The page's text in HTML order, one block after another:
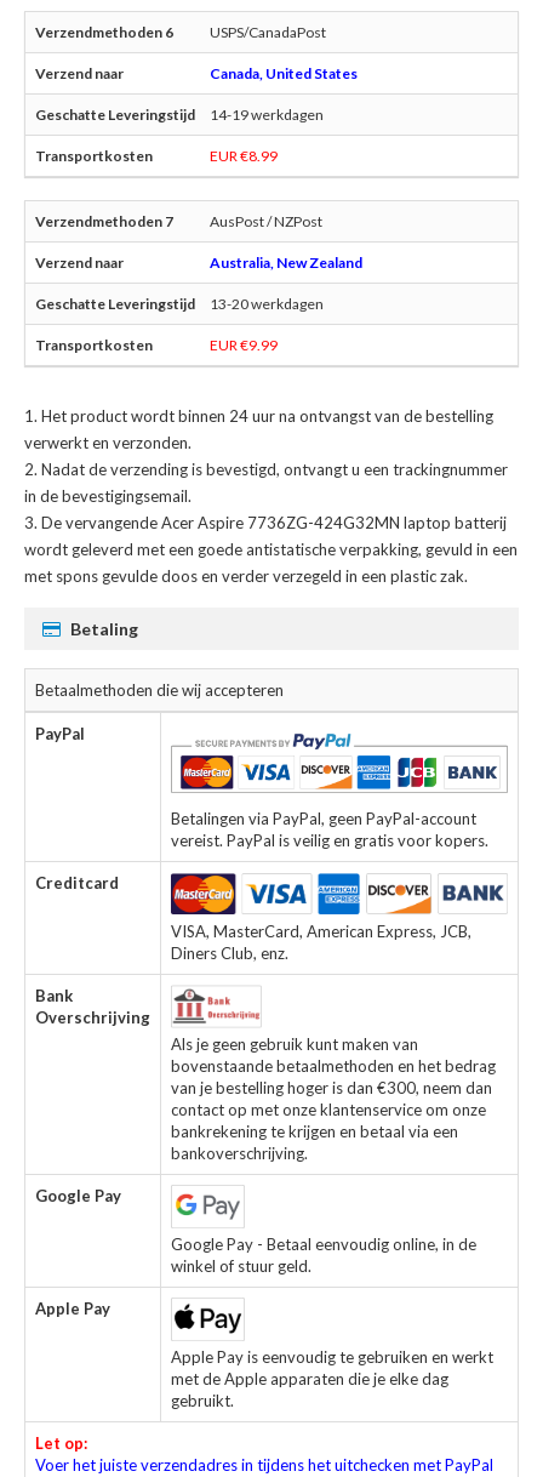
USPS/CanadaPost
Canada, United States
14-19 werkdagen
EUR €8.99
AusPost / NZPost
Australia, New Zealand
13-20 werkdagen
EUR €9.99
Het product wordt binnen 24 uur na ontvangst van de bestelling
verwerkt en verzonden.
Nadat de verzending is bevestigd, ontvangt u een trackingnummer
in de bevestigingsemail.
Devervangende Acer Aspire 7736ZG-424G32MN laptop batterij
wordt geleverd met een goede antistatische verpakking, gevuld in een
met spons gevulde doos en verder verzegeld in een plastic zak.
Betaling
Betaalmethoden die wij accepteren
PayPal
Betalingen via PayPal, geen PayPal-account
vereist. PayPal is veilig en gratis voor kopers.
Creditcard
VISA, MasterCard, American Express, JCB,
Diners Club, enz.
Bank
Overschrijving
Als je geen gebruik kunt maken van
bovenstaande betaalmethoden en het bedrag
van je bestelling hoger is dan €300, neem dan
contact op met onze klantenservice om onze
bankrekening te krijgen en betaal via een
bankoverschrijving.
Google Pay
Google Pay - Betaal eenvoudig online, in de
winkel of stuur geld.
Apple Pay
Apple Pay is eenvoudig te gebruiken en werkt
met de Apple apparaten die je elke dag
gebruikt.
Let op:
Voer het juiste verzendadres in tijdens het uitchecken met PayPal